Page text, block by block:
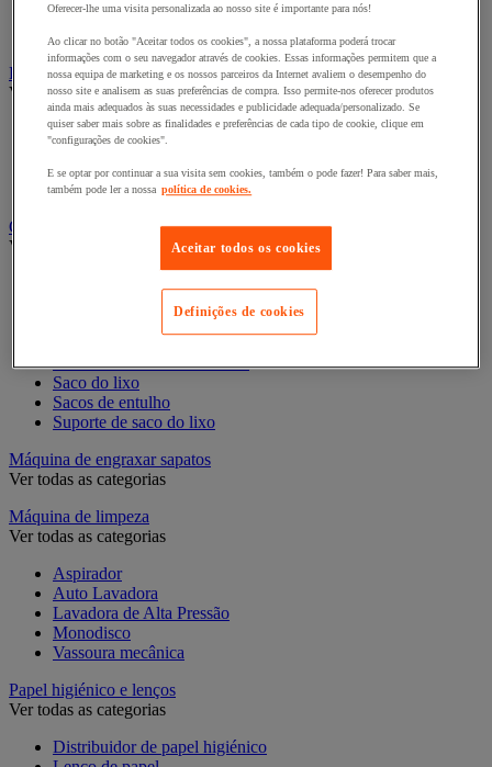
Luva doméstica
Vassoura, pá e cabo
Equipamento para casa de banho e duche
Ver todas as categorias
Equipamento de chuveiro
Equipamento para casa de banho
Equipamento sanitário
Partição e cabine para instalações sanitárias
Gestão de resíduos
Ver todas as categorias
Caixotes de lixo de separação para interior
Caixotes de lixo para interior e exterior
Contentor basculante e fixos
Saco do lixo
Sacos de entulho
Suporte de saco do lixo
Máquina de engraxar sapatos
Ver todas as categorias
Máquina de limpeza
Ver todas as categorias
Aspirador
Auto Lavadora
Lavadora de Alta Pressão
Monodisco
Vassoura mecânica
Papel higiénico e lenços
Ver todas as categorias
Distribuidor de papel higiénico
Oferecer-lhe uma visita personalizada ao nosso site é importante para nós!
Ao clicar no botão "Aceitar todos os cookies", a nossa plataforma poderá trocar
informações com o seu navegador através de cookies. Essas informações permitem que a
nossa equipa de marketing e os nossos parceiros da Internet avaliem o desempenho do
nosso site e analisem as suas preferências de compra. Isso permite-nos oferecer produtos
ainda mais adequados às suas necessidades e publicidade adequada/personalizado. Se
quiser saber mais sobre as finalidades e preferências de cada tipo de cookie, clique em
"configurações de cookies".
E se optar por continuar a sua visita sem cookies, também o pode fazer! Para saber mais,
também pode ler a nossa política de cookies.
Aceitar todos os cookies
Definições de cookies